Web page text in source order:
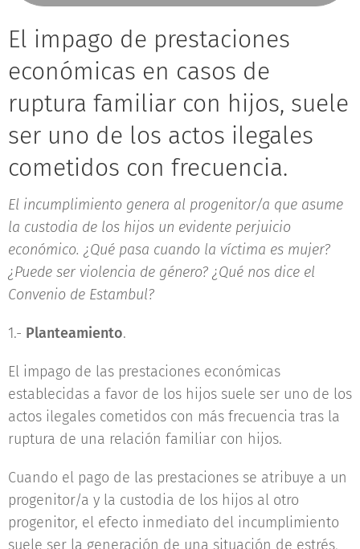
El impago de prestaciones
económicas en casos de
ruptura familiar con hijos, suele
ser uno de los actos ilegales
cometidos con frecuencia.
El incumplimiento genera al progenitor/a que asume
la custodia de los hijos un evidente perjuicio
económico. ¿Qué pasa cuando la víctima es mujer?
¿Puede ser violencia de género? ¿Qué nos dice el
Convenio de Estambul?
1.- Planteamiento.
El impago de las prestaciones económicas
establecidas a favor de los hijos suele ser uno de los
actos ilegales cometidos con más frecuencia tras la
ruptura de una relación familiar con hijos.
Cuando el pago de las prestaciones se atribuye a un
progenitor/a y la custodia de los hijos al otro
progenitor, el efecto inmediato del incumplimiento
suele ser la generación de una situación de estrés,